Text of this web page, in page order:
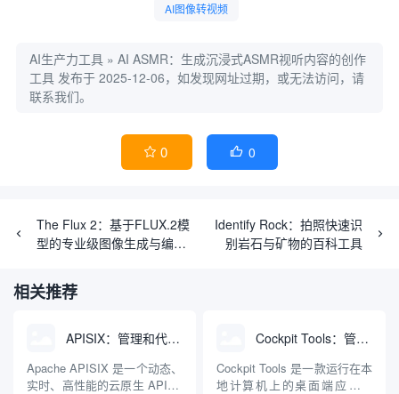
AI图像转视频
AI生产力工具 » AI ASMR：生成沉浸式ASMR视听内容的创作
工具 发布于 2025-12-06，如发现网址过期，或无法访问，请
联系我们。
 0  0
The Flux 2：基于FLUX.2模
型的专业级图像生成与编辑
Identify Rock：拍照快速识
别岩石与矿物的百科工具
相关推荐
APISIX：管理和代理API及大模型流量的高性能网关
Apache APISIX 是一个动态、
实时、高性能的云原生 API 网
Cockpit Tools：管理多个AI编程IDE账号与配置多开独立实例的本地桌面应用
Cockpit Tools 是一款运行在本
地计算机上的桌面端应用程